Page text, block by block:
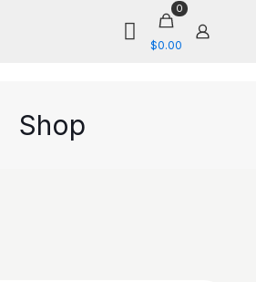
0
$0.00
Shop